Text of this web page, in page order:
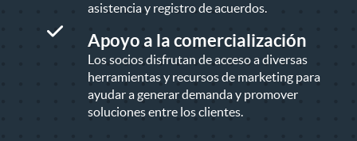
asistencia y registro de acuerdos.
Apoyo a la comercialización
Los socios disfrutan de acceso a diversas
herramientas y recursos de marketing para
ayudar a generar demanda y promover
soluciones entre los clientes.